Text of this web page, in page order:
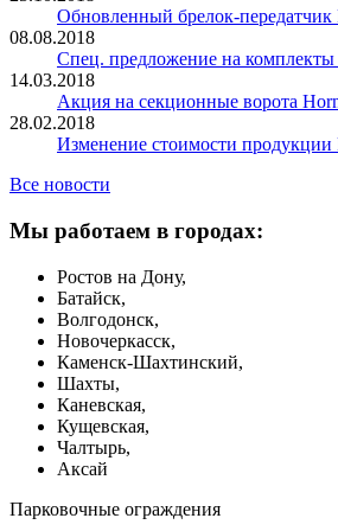
Обновленный брелок-
08.08.2018
Спец. предложение на
14.03.2018
Акция на секционные ворота
28.02.2018
Изменение стоимости
Все новости
Мы работаем в городах:
Ростов на Дону,
Батайск,
Волгодонск,
Новочеркасск,
Каменск-Шахтинский,
Шахты,
Каневская,
Кущевская,
Чалтырь,
Аксай
Парковочные ограждения